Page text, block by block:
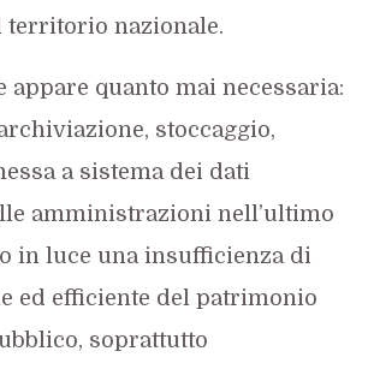
territorio nazionale.
appare quanto mai necessaria:
stoccaggio,
a sistema dei dati
amministrazioni nell’ultimo
in luce una insufficienza di
ed efficiente del patrimonio
soprattutto